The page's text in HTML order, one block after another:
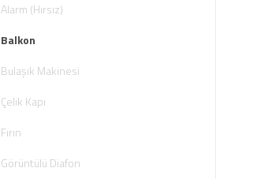
Alarm (Hırsız)
Balkon
Bulaşık Makinesi
Çelik Kapı
Fırın
Görüntülü Diafon